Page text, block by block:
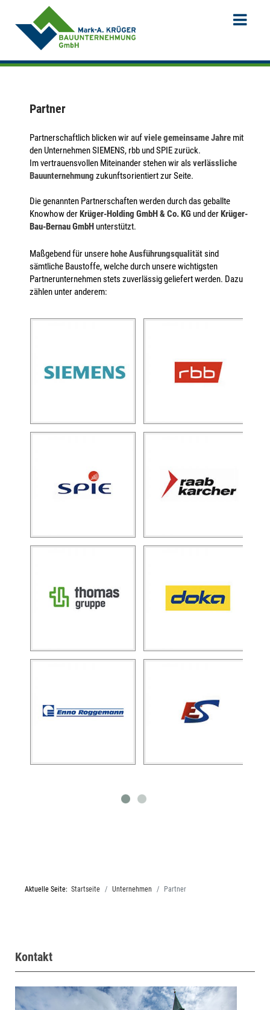
Partner
Partnerschaftlich blicken wir aufviele gemeinsame Jahre mit
den Unternehmen SIEMENS, rbb und SPIE zurück.
Im vertrauensvollen Miteinander stehen wir als verlässliche
Bauunternehmung zukunftsorientiert zur Seite.
Die genannten Partnerschaften werden durch das geballte
Knowhow derKrüger-Holding GmbH & Co. KG und derKrüger-
Bau-Bernau GmbH unterstützt.
Maßgebend für unserehohe Ausführungsqualitätsind
sämtliche Baustoffe, welche durch unsere wichtigsten
Partnerunternehmen stets zuverlässig geliefert werden. Dazu
zählen unter anderem:
Aktuelle Seite: Startseite Unternehmen Partner
Kontakt